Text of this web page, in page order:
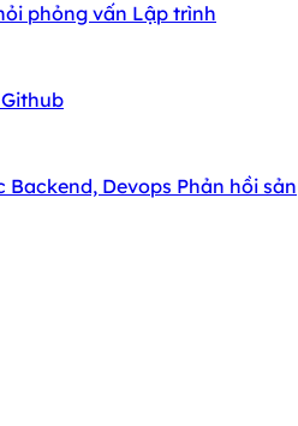
phỏng vấn Lập trình
Github
Backend, Devops Phản hồi sản